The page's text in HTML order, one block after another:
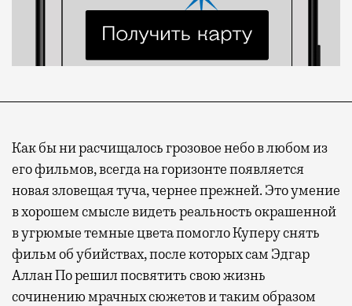
Как бы ни расчищалось грозовое небо в любом из
его фильмов, всегда на горизонте появляется
новая зловещая туча, чернее прежней. Это умение
в хорошем смысле видеть реальность окрашенной
в угрюмые темные цвета помогло Куперу снять
фильм об убийствах, после которых сам Эдгар
Аллан По решил посвятить свою жизнь
сочинению мрачных сюжетов и таким образом